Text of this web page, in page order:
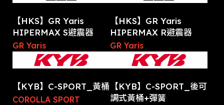
【HKS】GR Yaris
HIPERMAX S避震器
GR Yaris
【HKS】GR Yaris
HIPERMAX R避震器
GR Yaris
【KYB】C-SPORT_黃桶
COROLLA SPORT
【KYB】C-SPORT_後可
調式黃桶+彈簧